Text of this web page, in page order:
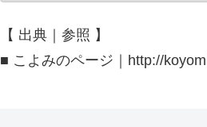
【 出典｜参照 】
■ こよみのページ｜http://